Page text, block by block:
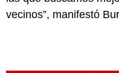
vecinos”, manifestó